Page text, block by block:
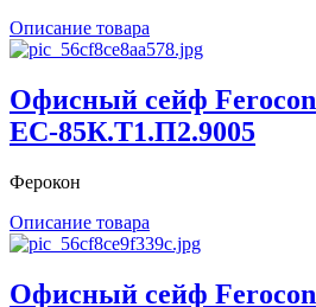
Описание товара
Офисный сейф Ferocon
ЕС-85К.Т1.П2.9005
Ферокон
Описание товара
Офисный сейф Ferocon